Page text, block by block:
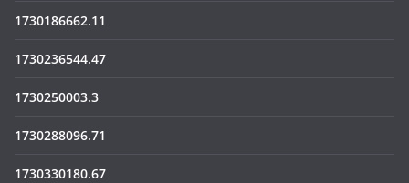
1730186662.11
1730236544.47
1730250003.3
1730288096.71
1730330180.67